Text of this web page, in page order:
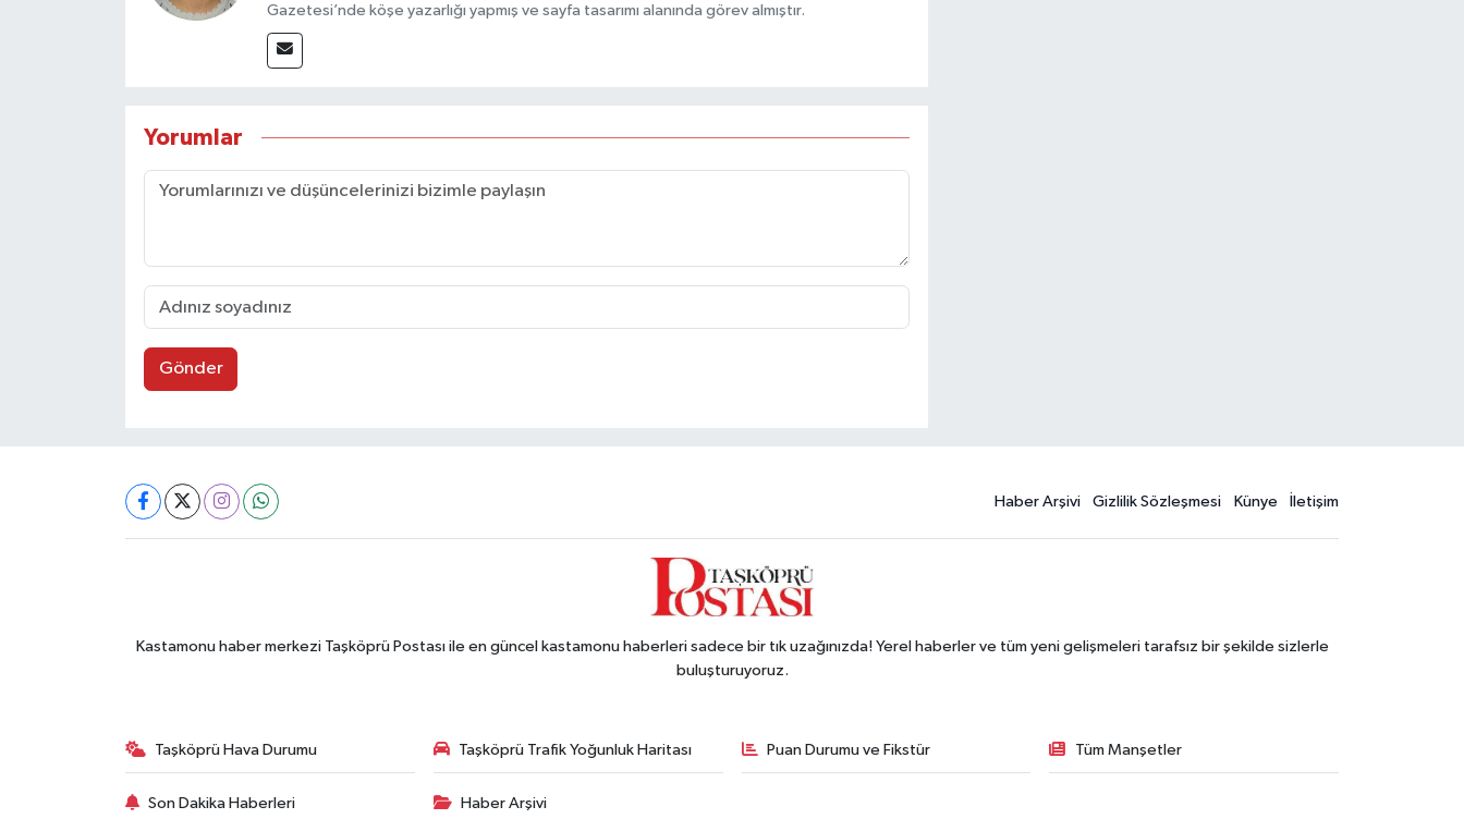
Gazetesi’nde köşe yazarlığı yapmış ve sayfa tasarımı alanında görev almıştır.
Yorumlar
Gönder
Haber Arşivi Gizlilik Sözleşmesi Künye İletişim
Kastamonu haber merkezi Taşköprü Postası ile en güncel kastamonu haberleri sadece bir tık uzağınızda! Yerel haberler ve tüm yeni gelişmeleri tarafsız bir şekilde sizlerle
buluşturuyoruz.
Taşköprü Hava Durumu Taşköprü Trafik Yoğunluk Haritası Puan Durumu ve Fikstür Tüm Manşetler
Son Dakika Haberleri Haber Arşivi